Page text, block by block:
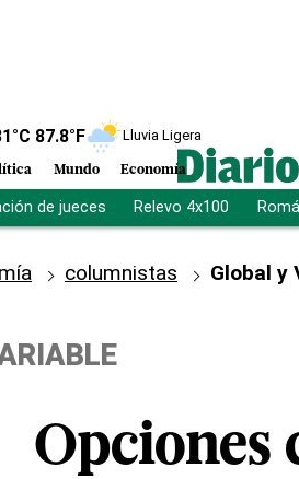
°C 87.8°F Lluvia Ligera
Mundo Economía
de jueces Relevo 4x100
columnistas Global y
Opciones